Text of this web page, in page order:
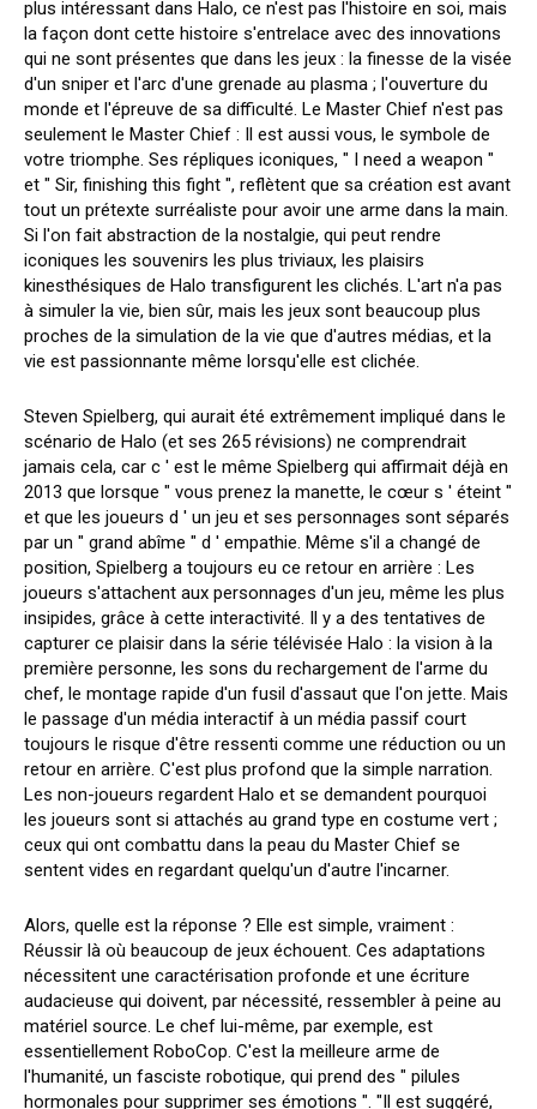
plus intéressant dans Halo, ce n'est pas l'histoire en soi, mais
la façon dont cette histoire s'entrelace avec des innovations
qui ne sont présentes que dans les jeux : la finesse de la visée
d'un sniper et l'arc d'une grenade au plasma ; l'ouverture du
monde et l'épreuve de sa difficulté. Le Master Chief n'est pas
seulement le Master Chief : Il est aussi vous, le symbole de
votre triomphe. Ses répliques iconiques, " I need a weapon "
et " Sir, finishing this fight ", reflètent que sa création est avant
tout un prétexte surréaliste pour avoir une arme dans la main.
Si l'on fait abstraction de la nostalgie, qui peut rendre
iconiques les souvenirs les plus triviaux, les plaisirs
kinesthésiques de Halo transfigurent les clichés. L'art n'a pas
à simuler la vie, bien sûr, mais les jeux sont beaucoup plus
proches de la simulation de la vie que d'autres médias, et la
vie est passionnante même lorsqu'elle est clichée.
Steven Spielberg, qui aurait été extrêmement impliqué dans le
scénario de Halo (et ses 265 révisions) ne comprendrait
jamais cela, car c ' est le même Spielberg qui affirmait déjà en
2013 que lorsque " vous prenez la manette, le cœur s ' éteint "
et que les joueurs d ' un jeu et ses personnages sont séparés
par un " grand abîme " d ' empathie. Même s'il a changé de
position, Spielberg a toujours eu ce retour en arrière : Les
joueurs s'attachent aux personnages d'un jeu, même les plus
insipides, grâce à cette interactivité. Il y a des tentatives de
capturer ce plaisir dans la série télévisée Halo : la vision à la
première personne, les sons du rechargement de l'arme du
chef, le montage rapide d'un fusil d'assaut que l'on jette. Mais
le passage d'un média interactif à un média passif court
toujours le risque d'être ressenti comme une réduction ou un
retour en arrière. C'est plus profond que la simple narration.
Les non-joueurs regardent Halo et se demandent pourquoi
les joueurs sont si attachés au grand type en costume vert ;
ceux qui ont combattu dans la peau du Master Chief se
sentent vides en regardant quelqu'un d'autre l'incarner.
Alors, quelle est la réponse ? Elle est simple, vraiment :
Réussir là où beaucoup de jeux échouent. Ces adaptations
nécessitent une caractérisation profonde et une écriture
audacieuse qui doivent, par nécessité, ressembler à peine au
matériel source. Le chef lui-même, par exemple, est
essentiellement RoboCop. C'est la meilleure arme de
l'humanité, un fasciste robotique, qui prend des " pilules
hormonales pour supprimer ses émotions ". "Il est suggéré,